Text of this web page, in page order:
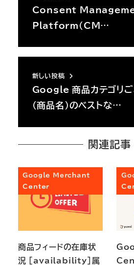
Consent
Platform（CM…
新しい投稿
Google 商品カテゴリご
（商品名）のベストな…
関連記事
Google Merchant
Center
商品フィードの在庫状
況 [availability]属